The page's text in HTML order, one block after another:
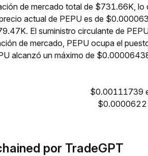
de mercado total de $731.66K, lo
actual de PEPU es de
El suministro circulante de
de mercado, PEPU ocupa el
alcanzó un máximo de
$0.00111739
por TradeGPT